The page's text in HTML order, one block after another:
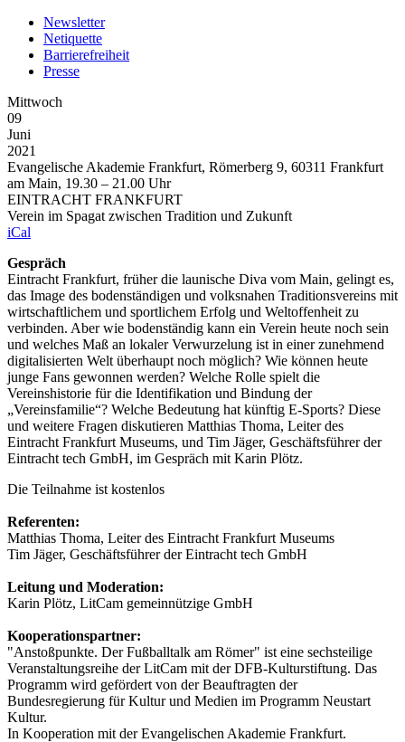
Newsletter
Netiquette
Barrierefreiheit
Presse
Mittwoch
09
Juni
2021
Evangelische Akademie Frankfurt, Römerberg 9, 60311 Frankfurt
am Main, 19.30 – 21.00 Uhr
EINTRACHT FRANKFURT
Verein im Spagat zwischen Tradition und Zukunft
iCal
Gespräch
Eintracht Frankfurt, früher die launische Diva vom Main, gelingt es,
das Image des bodenständigen und volksnahen Traditionsvereins mit
wirtschaftlichem und sportlichem Erfolg und Weltoffenheit zu
verbinden. Aber wie bodenständig kann ein Verein heute noch sein
und welches Maß an lokaler Verwurzelung ist in einer zunehmend
digitalisierten Welt überhaupt noch möglich? Wie können heute
junge Fans gewonnen werden? Welche Rolle spielt die
Vereinshistorie für die Identifikation und Bindung der
„Vereinsfamilie“? Welche Bedeutung hat künftig E-Sports? Diese
und weitere Fragen diskutieren Matthias Thoma, Leiter des
Eintracht Frankfurt Museums, und Tim Jäger, Geschäftsführer der
Eintracht tech GmbH, im Gespräch mit Karin Plötz.
Die Teilnahme ist kostenlos
Referenten:
Matthias Thoma, Leiter des Eintracht Frankfurt Museums
Tim Jäger, Geschäftsführer der Eintracht tech GmbH
Leitung und Moderation:
Karin Plötz, LitCam gemeinnützige GmbH
Kooperationspartner:
"Anstoßpunkte. Der Fußballtalk am Römer" ist eine sechsteilige
Veranstaltungsreihe der LitCam mit der DFB-Kulturstiftung. Das
Programm wird gefördert von der Beauftragten der
Bundesregierung für Kultur und Medien im Programm Neustart
Kultur.
In Kooperation mit der Evangelischen Akademie Frankfurt.